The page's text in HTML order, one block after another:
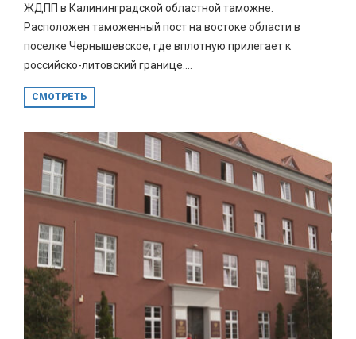
ЖДПП в Калининградской областной таможне.
Расположен таможенный пост на востоке области в
поселке Чернышевское, где вплотную прилегает к
российско-литовский границе....
СМОТРЕТЬ